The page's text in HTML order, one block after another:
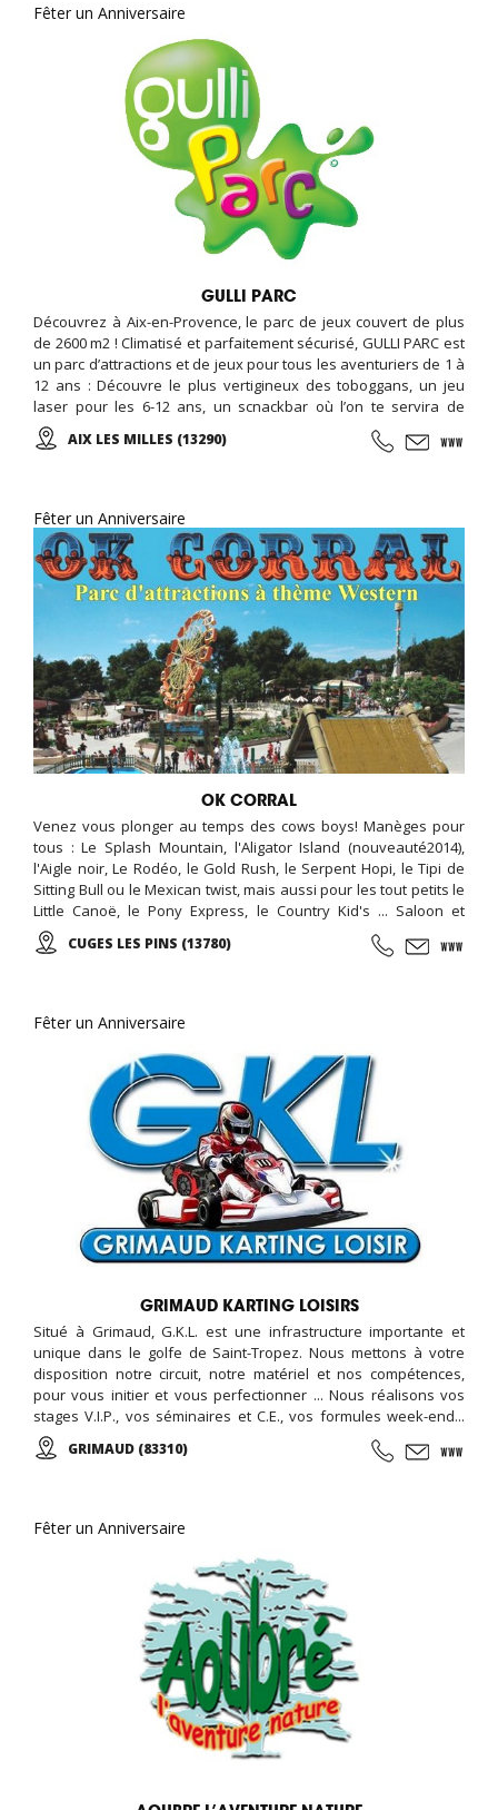
Fêter un Anniversaire
GULLI PARC
Découvrez à Aix-en-Provence, le parc de jeux couvert de plus
de 2600 m2 ! Climatisé et parfaitement sécurisé, GULLI PARC est
un parc d’attractions et de jeux pour tous les aventuriers de 1 à
12 ans : Découvre le plus vertigineux des toboggans, un jeu
laser pour les 6-12 ans, un scnackbar où l’on te servira de
délicieux goûters, un espace à thèmes pour fêter ton
anniversaire avec tous tes amis... et un espace V.I.P (Very
AIX LES MILLES (13290)
Fêter un Anniversaire
OK CORRAL
Venez vous plonger au temps des cows boys! Manèges pour
tous : Le Splash Mountain, l'Aligator Island (nouveauté2014),
l'Aigle noir, Le Rodéo, le Gold Rush, le Serpent Hopi, le Tipi de
Sitting Bull ou le Mexican twist, mais aussi pour les tout petits le
Little Canoë, le Pony Express, le Country Kid's ... Saloon et
Spectacles de qualité. Le monde des tipis vous accueille en VIP :
Dormez dans de confortables tipis avec accès au parc OK
CUGES LES PINS (13780)
Fêter un Anniversaire
GRIMAUD KARTING LOISIRS
Situé à Grimaud, G.K.L. est une infrastructure importante et
unique dans le golfe de Saint-Tropez. Nous mettons à votre
disposition notre circuit, notre matériel et nos compétences,
pour vous initier et vous perfectionner ... Nous réalisons vos
stages V.I.P., vos séminaires et C.E., vos formules week-end...
Encadré par notre équipe de passionnés vous participerez aux
courses d'endurance, challenge, grand prix ...
GRIMAUD (83310)
Fêter un Anniversaire